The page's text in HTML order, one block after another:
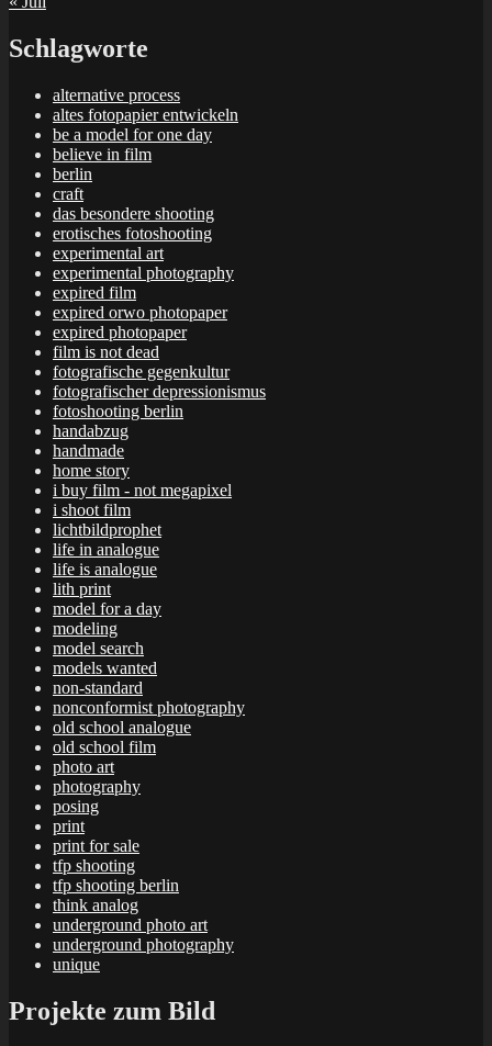
Schlagworte
alternative process
altes fotopapier entwickeln
be a model for one day
believe in film
berlin
craft
das besondere shooting
erotisches fotoshooting
experimental art
experimental photography
expired film
expired orwo photopaper
expired photopaper
film is not dead
fotografische gegenkultur
fotografischer depressionismus
fotoshooting berlin
handabzug
handmade
home story
i buy film - not megapixel
i shoot film
lichtbildprophet
life in analogue
life is analogue
lith print
model for a day
modeling
model search
models wanted
non-standard
nonconformist photography
old school analogue
old school film
photo art
photography
posing
print
print for sale
tfp shooting
tfp shooting berlin
think analog
underground photo art
underground photography
unique
Projekte zum Bild